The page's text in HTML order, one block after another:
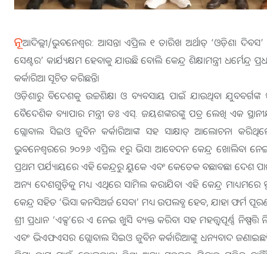
ନୂଆଦିଲ୍ଲୀ/ଭୁବନେଶ୍ୱର: ଆସନ୍ତା ଏପ୍ରିଲ ୧ ତାରିଖ ଅର୍ଥାତ୍ ‘ଓଡ଼ିଶା
ସେଣ୍ଟର’ କାର୍ଯ୍ୟକ୍ଷମ ହେବାକୁ ଯାଉଛି ବୋଲି କେନ୍ଦ୍ର ଶିକ୍ଷାମନ୍ତ୍ରୀ
କର୍କାରିଆ ସୂଚିତ କରିଛନ୍ତି।
ଓଡ଼ିଶାରୁ ବିଦେଶକୁ ଉଚ୍ଚଶିକ୍ଷା ଓ ବ୍ୟବସାୟ ପାଇଁ ଯାଉଥିବା ଯୁବବର୍ଗଙ୍କ
ବୈଦେଶିକ ବ୍ୟାପାର ମନ୍ତ୍ରୀ ଡଃ ଏସ୍. ଜୟଶଙ୍କରଙ୍କୁ ପତ୍ର ଲେଖି ଏକ
ଗ୍ଲୋବାଲ ସିଇଓ ଜୁବିନ କର୍କାରିଆଙ୍କ ସହ ସାକ୍ଷାତ୍ ଆଲୋଚନା
ଭୁବନେଶ୍ୱରରେ ୨୦୨୬ ଏପ୍ରିଲ ୧ରୁ ଭିସା ଆବେଦନ କେନ୍ଦ୍ର ଖୋଲିବା ନେଇ
ପ୍ରଥମ ପର୍ଯ୍ୟାୟରେ ଏହି କେନ୍ଦ୍ରରୁ ୟୁକେ ଏବଂ କେତେକ ବଛାବଛା ଦେଶ
ଅନ୍ୟ ଦେଶଗୁଡ଼ିକୁ ମଧ୍ୟ ଏଥିରେ ସାମିଲ କରାଯିବ। ଏହି କେନ୍ଦ୍ର ମାଧ୍ୟମରେ
କେନ୍ଦ୍ର ସହିତ ‘ଭିସା କନସିଅର୍ଜ ସେବା’ ମଧ୍ୟ ଉପଲବ୍ଧ ହେବ, ଯାହା ଫର୍ମ
ଶ୍ରୀ ପ୍ରଧାନ ‘ଏକ୍ସ’ରେ ଏ ନେଇ ଖୁସି ବ୍ୟକ୍ତ କରିବା ସହ ମହତ୍ତ୍ୱପୂର୍ଣ୍ଣ ନିଷ୍ପତ୍ତି
ଏବଂ ଭିଏଫଏସର ଗ୍ଲୋବାଲ ସିଇଓ ଜୁବିନ କର୍କାରିଆଙ୍କୁ ଧନ୍ୟବାଦ